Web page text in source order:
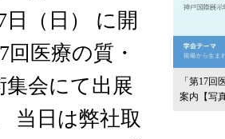
「第17
案内 【写
日（日） に開
医療の質・
集会にて出展
当日は弊社取